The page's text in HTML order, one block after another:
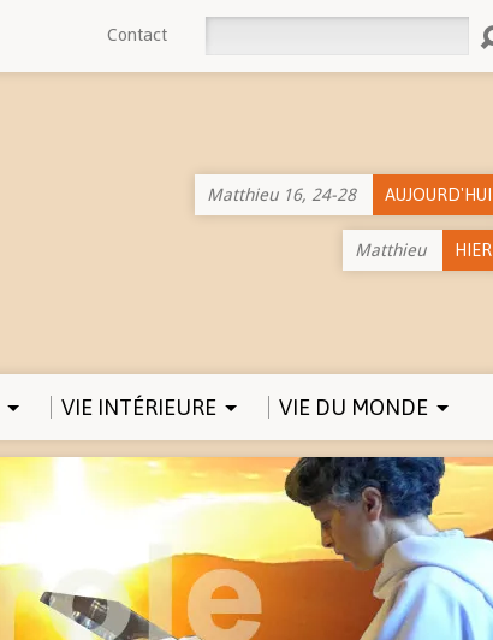
Contact
Matthieu 16, 24-28 AUJOURD'HUI
Matthieu HIER
VIE INTÉRIEURE VIE DU MONDE